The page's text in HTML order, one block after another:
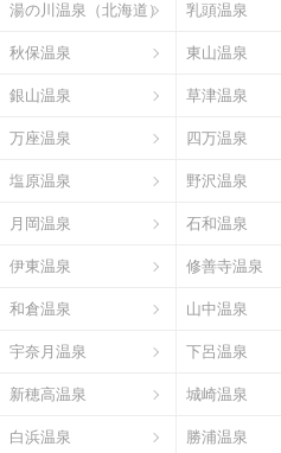
湯の川温泉（北海道） 乳頭温泉
秋保温泉 東山温泉
銀山温泉 草津温泉
万座温泉 四万温泉
塩原温泉 野沢温泉
月岡温泉 石和温泉
伊東温泉 修善寺温泉
和倉温泉 山中温泉
宇奈月温泉 下呂温泉
新穂高温泉 城崎温泉
白浜温泉 勝浦温泉